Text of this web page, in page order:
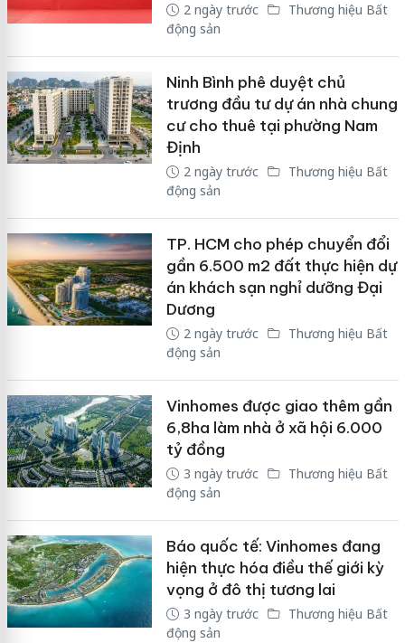
2 ngày trước
Thương hiệu Bất
động sản
Ninh Bình phê duyệt chủ
trương đầu tư dự án nhà chung
cư cho thuê tại phường Nam
Định
2 ngày trước
Thương hiệu Bất
động sản
TP. HCM cho phép chuyển đổi
gần 6.500 m2 đất thực hiện dự
án khách sạn nghỉ dưỡng Đại
Dương
2 ngày trước
Thương hiệu Bất
động sản
Vinhomes được giao thêm gần
6,8ha làm nhà ở xã hội 6.000
tỷ đồng
3 ngày trước
Thương hiệu Bất
động sản
Báo quốc tế: Vinhomes đang
hiện thực hóa điều thế giới kỳ
vọng ở đô thị tương lai
3 ngày trước
Thương hiệu Bất
động sản